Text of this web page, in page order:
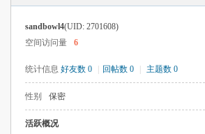
sandbowl4(UID: 2701608)
空间访问量
6
统计信息 好友数 0 回帖数 0 主题数 0
性别 保密
活跃概况